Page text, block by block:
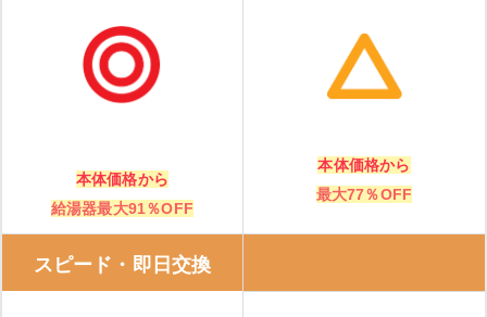
本体価格から
給湯器最大91％OFF
本体価格から
最大77％OFF
スピード・即日交換